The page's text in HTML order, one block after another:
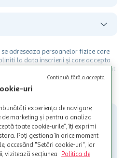
adreseaza persoanelor fizice care
la data inscrierii și care accepta
Ofertele MyCLUB Auchan sunt
Beneficiile se acorda in
o singura data in perioada promotiei.
promotionale indicate de Auchan si
cu alti comercianți sau pentru alte
in Termene si Conditii. Auchan
utilizarii Cardului in perioada in
in perioada in care sunt efectuate
la sistemul de utilizarea al Cardului.
MAI MULT
uri
experiența de navigare,
marketing și pentru a analiza
toate cookie-urile”, îți exprimi
Poți gestiona în orice moment
accesând "Setări cookie-uri", iar
vizitează secțiunea
Politica de
Continuă fără a accepta